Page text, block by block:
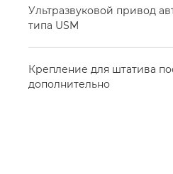
Ультразвуковой привод
типа USM
Крепление для штатива
дополнительно